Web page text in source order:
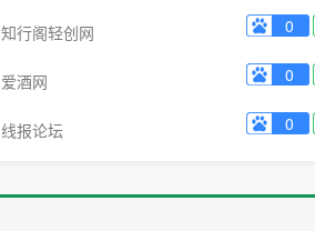
知行阁轻创网 0
爱酒网 0
线报论坛 0